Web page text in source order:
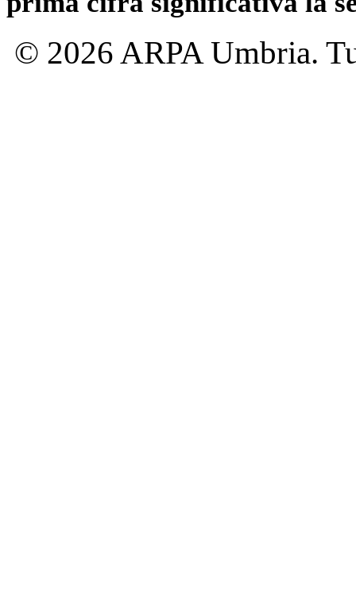
© 2026 ARPA Umbria.